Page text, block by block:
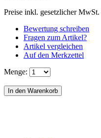
Preise inkl. gesetzlicher MwSt.
Bewertung schreiben
Fragen zum Artikel?
Artikel vergleichen
Auf den Merkzettel
Menge: